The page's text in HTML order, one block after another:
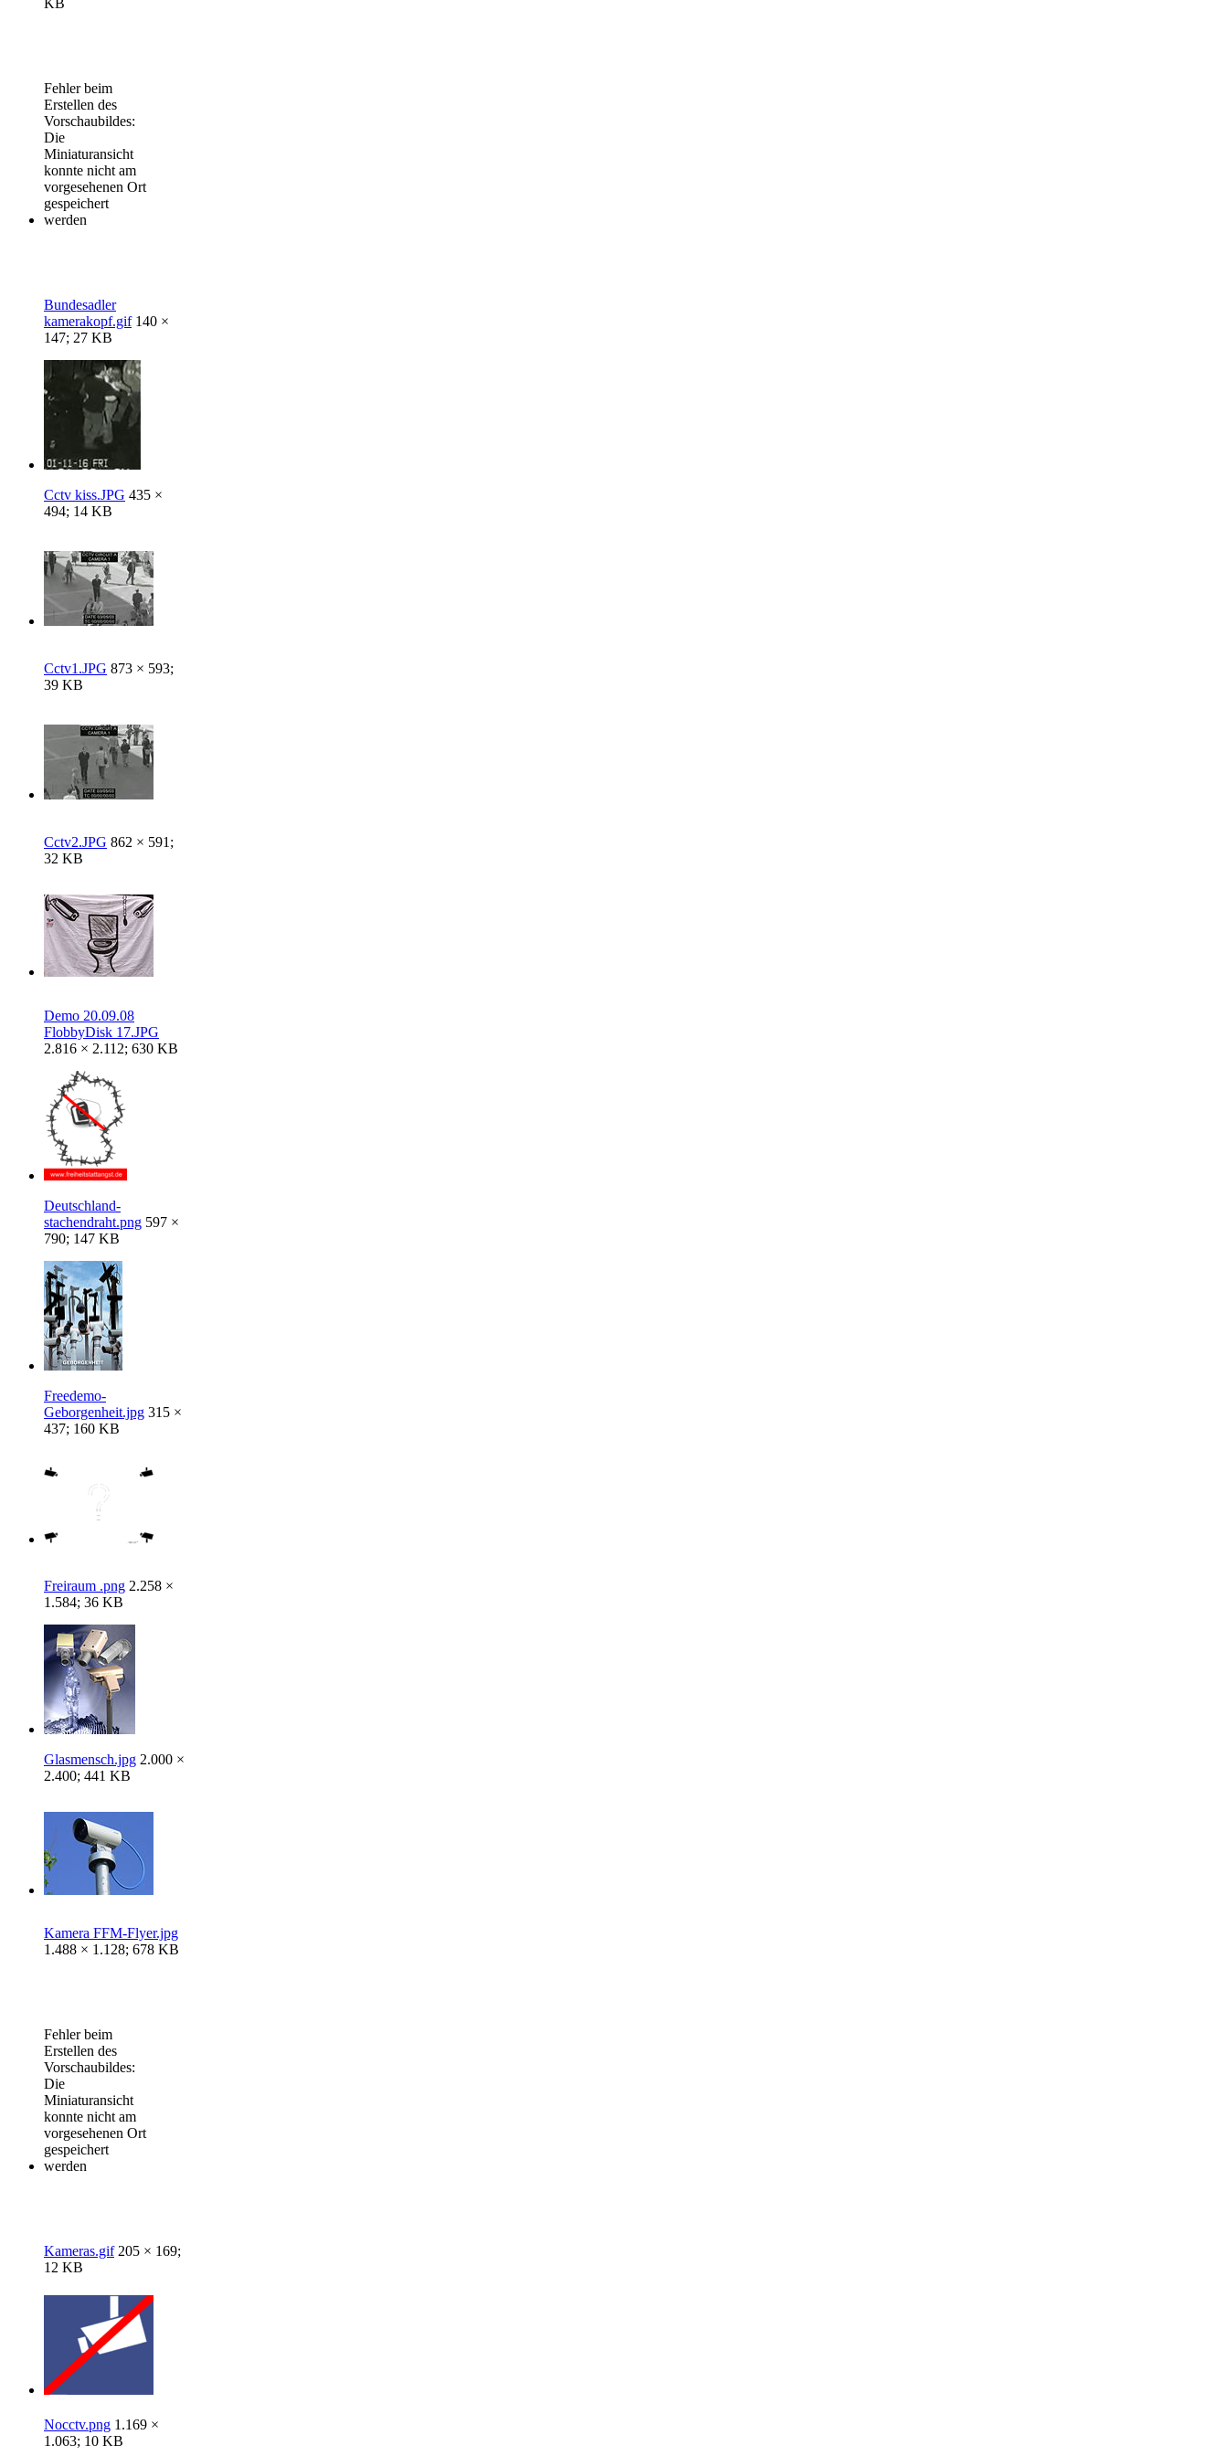
KB
Fehler beim
Erstellen des
Vorschaubildes:
Die
Miniaturansicht
konnte nicht am
vorgesehenen Ort
gespeichert
werden
Bundesadler
kamerakopf.gif140 ×
147; 27 KB
Cctv kiss.JPG 435 ×
494; 14 KB
Cctv1.JPG 873 × 593;
39 KB
Cctv2.JPG 862 × 591;
32 KB
Demo 20.09.08
FlobbyDisk 17.JPG
2.816 × 2.112; 630 KB
Deutschland-
stachendraht.png 597 ×
790; 147 KB
Freedemo-
Geborgenheit.jpg 315 ×
437; 160 KB
Freiraum .png 2.258 ×
1.584; 36 KB
Glasmensch.jpg 2.000 ×
2.400; 441 KB
Kamera FFM-Flyer.jpg
1.488 × 1.128; 678 KB
Fehler beim
Erstellen des
Vorschaubildes:
Die
Miniaturansicht
konnte nicht am
vorgesehenen Ort
gespeichert
werden
Kameras.gif205 × 169;
12 KB
Nocctv.png 1.169 ×
1.063; 10 KB